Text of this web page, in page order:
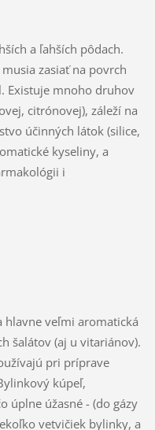
a ľahších pôdach.
zasiať na povrch
Existuje mnoho druhov
citrónovej), záleží na
účinných látok (silice,
kyseliny, a
i
hlavne veľmi aromatická
šalátov (aj u vitariánov).
pri príprave
kúpeľ,
úplne úžasné - (do gázy
vetvičiek bylinky, a